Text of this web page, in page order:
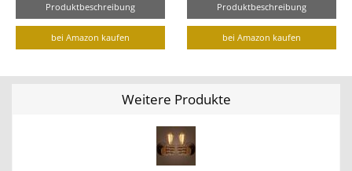
Produktbeschreibung
bei Amazon kaufen
Produktbeschreibung
bei Amazon kaufen
Weitere Produkte